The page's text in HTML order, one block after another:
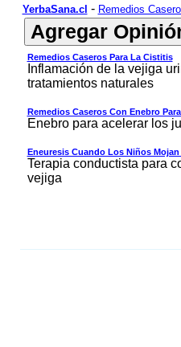
YerbaSana.cl - Remedios
Remedios Caseros Para La Cistitis
Inflamación de la vejiga
tratamientos naturales
Remedios Caseros Con Enebro
Enebro para acelerar los
Eneuresis Cuando Los Niños Mojan
Terapia conductista para
vejiga